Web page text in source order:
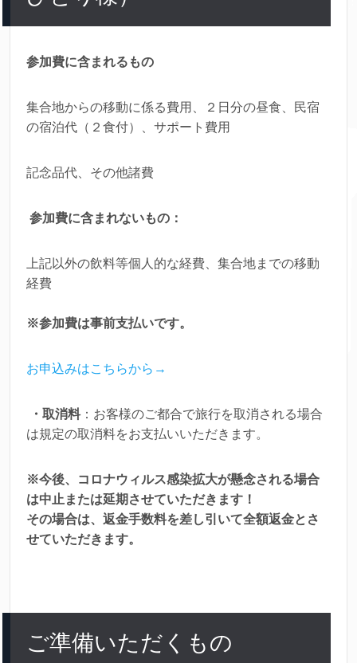
参加費に含まれるもの
集合地からの移動に係る費用、２日分の昼食、民宿
の宿泊代（２食付）、サポート費用
記念品代、その他諸費
参加費に含まれないもの：
上記以外の飲料等個人的な経費、集合地までの移動
経費
※参加費は事前支払いです。
お申込みはこちらから→
・取消料：お客様のご都合で旅行を取消される場合
は規定の取消料をお支払いいただきます。
※今後、コロナウィルス感染拡大が懸念される場合
は中止または延期させていただきます！
その場合は、返金手数料を差し引いて全額返金とさ
せていただきます。
ご準備いただくもの